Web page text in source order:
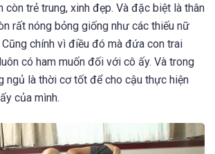
còn trẻ trung, xinh đẹp. Và đặc biệt là thân
rất nóng bỏng giống như các thiếu nữ
chính vì điều đó mà đứa con trai
có ham muốn đối với cô ấy. Và trong
ngủ là thời cơ tốt để cho cậu thực hiện
của mình.